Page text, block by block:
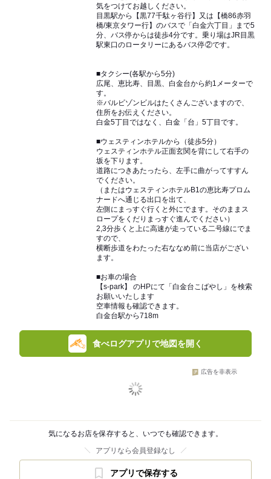
気をつけてお越しください。
目黒駅から【黒77千駄ヶ谷行】又は【橋86赤羽
橋/東京タワー行】のバスで「白金六丁目」まで5
分、バス停からは徒歩4分です。乗り場はJR目黒
駅東口のロータリーにあるバス停②です。
■タクシー(各駅から5分)
広尾、恵比寿、目黒、白金台から約1メーターで
す。
※バルビゾンビルはたくさんございますので、
住所をお伝えください。
白金5丁目ではなく、白金「台」5丁目です。
■ウェスティンホテルから（徒歩5分）
ウェスティンホテル正面玄関を背にして右手の
坂を下ります。
道路につきあたったら、左手に曲がってすすん
でください。
（またはウェスティンホテルB1の恵比寿プロム
ナードへ通じる出口を出て、
左側にまっすぐ行くと外にでます。そのままス
ロープをくだりまっすぐ進んでください）
2,3分歩くと上に高速が走っている二号線にでま
すので、
横断歩道をわたった右ななめ前に当店がござい
ます。
■お車の場合
【s-park】 のHPにて「白金台こばやし」を検索
お願いいたします
空車情報も確認できます。
白金台駅から718m
食べログアプリで地図を開く
広告を非表示
気になるお店を保存すると、いつでも確認できます。
アプリなら会員登録なし
アプリで保存する